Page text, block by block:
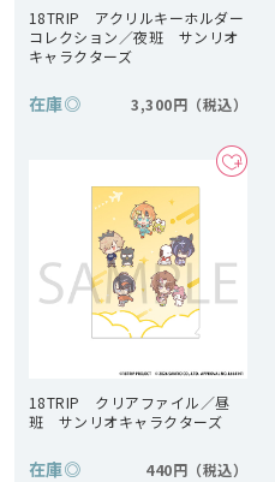
18TRIP アクリルキーホルダー
コレクション／夜班 サンリオ
キャラクターズ
在庫◎ 3,300円
18TRIP クリアファイル／昼
班 サンリオキャラクターズ
在庫◎ 440円